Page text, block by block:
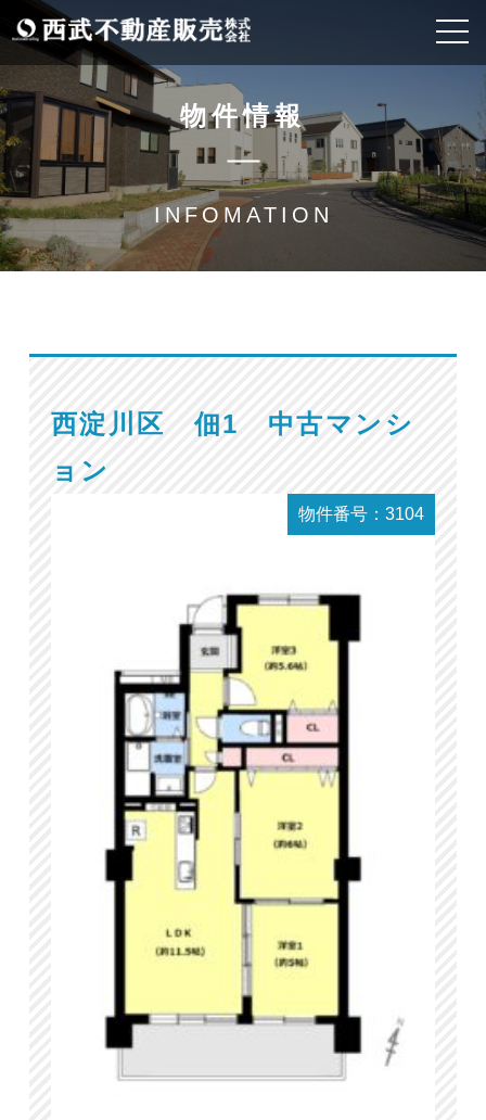
物件情報
INFOMATION
西淀川区 佃1 中古マンシ
ョン
物件番号：3104